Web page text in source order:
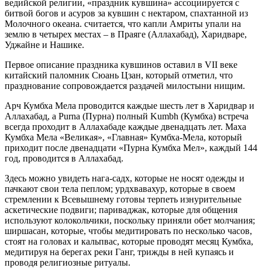
ведийской религии, «праздник кувшина» ассоциируется с
битвой богов и асуров за кувшин с нектаром, спахтанной из
Молочного океана. считается, что капли Амриты упали на
землю в четырех местах – в Праяге (Аллахабад), Харидваре,
Уджайне и Нашике.
Первое описание праздника кувшинов оставил в VII веке
китайский паломник Сюань Цзан, который отметил, что
празднование сопровождается раздачей милостыни нищим.
Арч Кумбха Мела проводится каждые шесть лет в Харидвар и
Аллахабад, а Purna (Пурна) полный Kumbh (Кумбха) встреча
всегда проходит в Аллахабаде каждые двенадцать лет. Маха
Кумбха Мела «Великая», «Главная» Кумбха-Мела, который
приходит после двенадцати «Пурна Кумбха Мел», каждый 144
год, проводится в Аллахабад.
Здесь можно увидеть нага-садх, которые не носят одежды и
пачкают свои тела пеплом; урдхвавахур, которые в своем
стремлении к Всевышнему готовы терпеть изнурительные
аскетические подвиги; париваджак, которые для общения
используют колокольчики, поскольку приняли обет молчания;
ширшасан, которые, чтобы медитировать по несколько часов,
стоят на головах и кальпвас, которые проводят месяц Кумбха,
медитируя на берегах реки Ганг, трижды в ней купаясь и
проводя религиозные ритуалы.